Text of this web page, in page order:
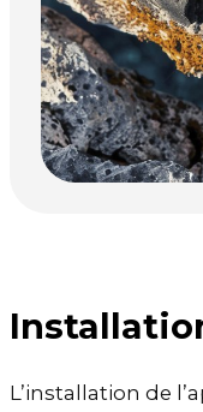
L’installation de